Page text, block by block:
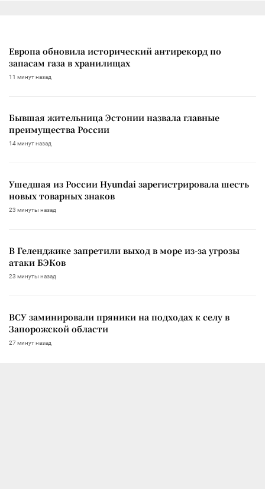
Европа обновила исторический антирекорд по
запасам газа в хранилищах
11 минут назад
Бывшая жительница Эстонии назвала главные
преимущества России
14 минут назад
Ушедшая из России Hyundai зарегистрировала шесть
новых товарных знаков
23 минуты назад
В Геленджике запретили выход в море из-за угрозы
атаки БЭКов
23 минуты назад
ВСУ заминировали пряники на подходах к селу в
Запорожской области
27 минут назад